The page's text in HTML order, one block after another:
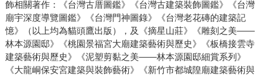
飾相關著作：《台灣古厝圖鑑》《台灣古建築裝飾圖鑑》《台灣
廟宇深度導覽圖鑑》《台灣門神圖錄》《台灣老花磚的建築記
憶》（以上均為貓頭鷹出版），及《摘星山莊》《雕刻之美——
林本源園邸》《桃園景福宮大廟建築藝術與歷史》《板橋接雲寺
建築藝術與歷史》《泥塑剪黏之美——林本源園邸細賞系列》
《大龍峒保安宮建築與裝飾藝術》《新竹市都城隍廟建築藝術與